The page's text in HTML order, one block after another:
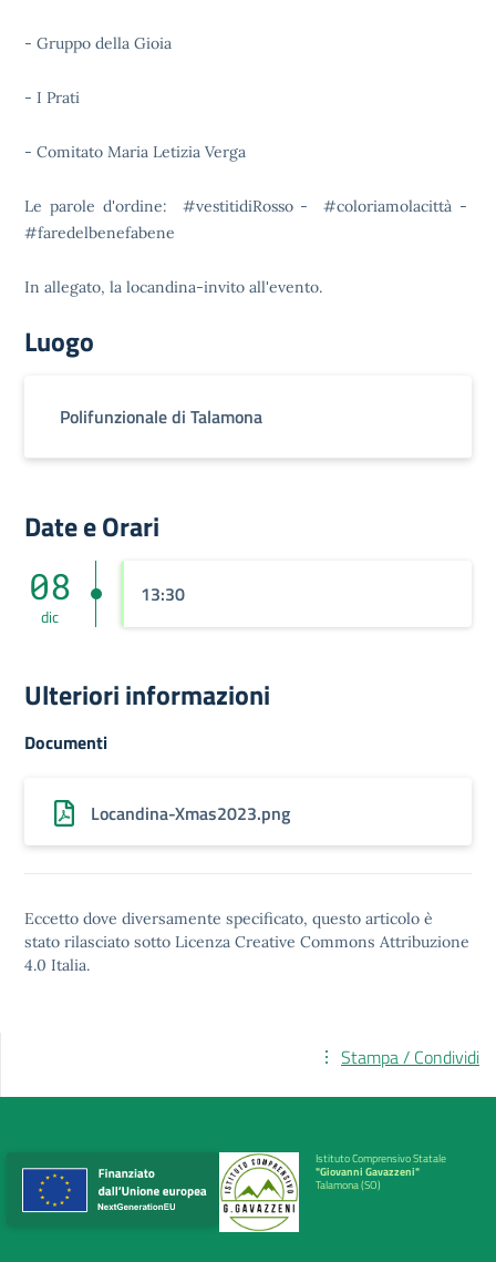
- Gruppo della Gioia
- I Prati
- Comitato Maria Letizia Verga
Le parole d'ordine: #vestitidiRosso - #coloriamolacittà -
#faredelbenefabene
In allegato, la locandina-invito all'evento.
Luogo
Polifunzionale di Talamona
Date e Orari
08
dic
13:30
Ulteriori informazioni
Documenti
Locandina-Xmas2023.png
Eccetto dove diversamente specificato, questo articolo è
stato rilasciato sotto Licenza Creative Commons Attribuzione
4.0 Italia.
Stampa / Condividi
Istituto Comprensivo Statale
"Giovanni Gavazzeni"
Talamona (SO)